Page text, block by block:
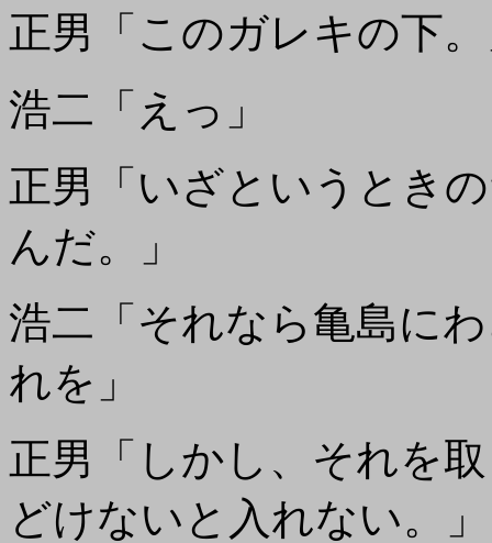
正男「このガレキの下
浩二「えっ」
正男「いざというとき
んだ。」
浩二「それなら亀島に
れを」
正男「しかし、それを
どけないと入れない。」